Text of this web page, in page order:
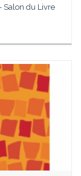
Salon du Livre